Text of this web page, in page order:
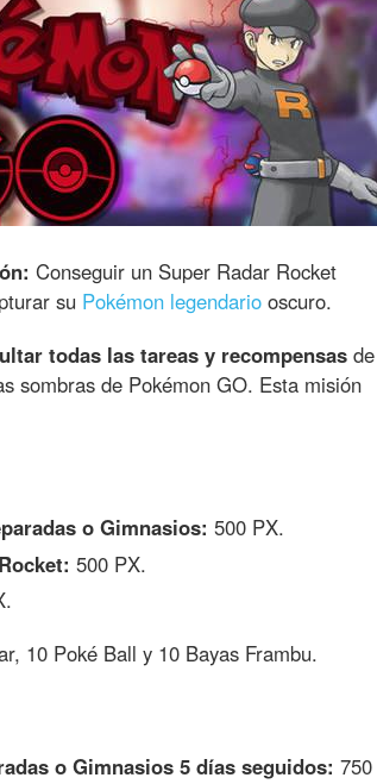
Conseguir un Super Radar Rocket
su Pokémon legendario oscuro.
todas las tareas y recompensas de
sombras de Pokémon GO. Esta misión
o Gimnasios: 500 PX.
500 PX.
10 Poké Ball y 10 Bayas Frambu.
o Gimnasios 5 días seguidos: 750